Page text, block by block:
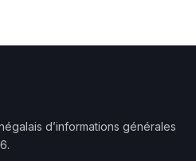
d’informations générales